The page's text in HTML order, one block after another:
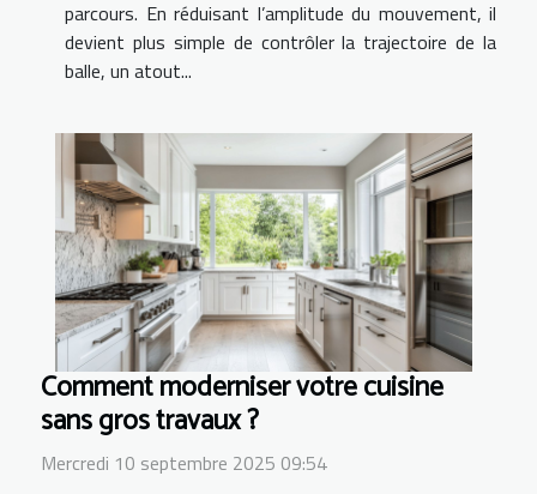
parcours. En réduisant l’amplitude du mouvement, il
devient plus simple de contrôler la trajectoire de la
balle, un atout...
Comment moderniser votre cuisine
sans gros travaux ?
Mercredi 10 septembre 2025 09:54